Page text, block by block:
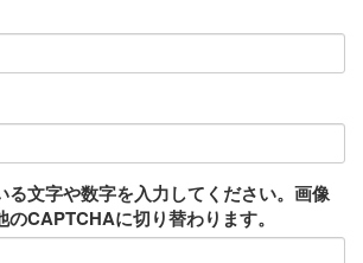
る文字や数字を入力してください。画像
CAPTCHAに切り替わります。